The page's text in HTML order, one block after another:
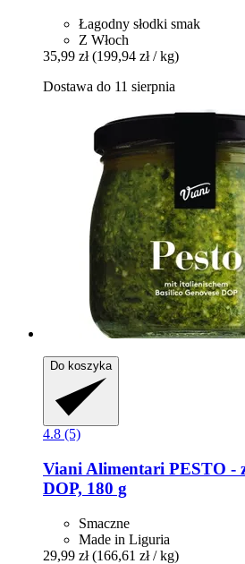
Łagodny słodki smak
Z Włoch
35,99 zł (199,94 zł / kg)
Dostawa do 11 sierpnia
Do koszyka
4.8 (5)
Viani Alimentari PESTO -​
DOP, 180 g
Smaczne
Made in Liguria
29,99 zł (166,61 zł / kg)